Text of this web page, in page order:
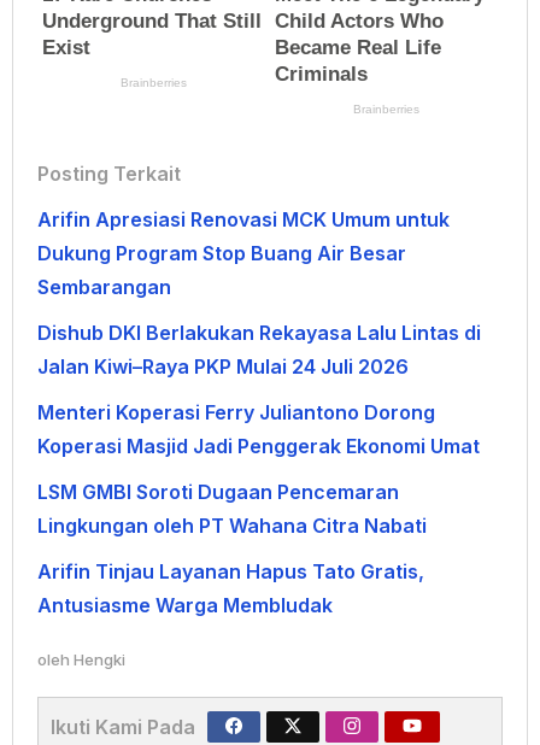
Posting Terkait
Arifin Apresiasi Renovasi MCK Umum untuk
Dukung Program Stop Buang Air Besar
Sembarangan
Dishub DKI Berlakukan Rekayasa Lalu Lintas di
Jalan Kiwi–Raya PKP Mulai 24 Juli 2026
Menteri Koperasi Ferry Juliantono Dorong
Koperasi Masjid Jadi Penggerak Ekonomi Umat
LSM GMBI Soroti Dugaan Pencemaran
Lingkungan oleh PT Wahana Citra Nabati
Arifin Tinjau Layanan Hapus Tato Gratis,
Antusiasme Warga Membludak
oleh Hengki
Ikuti Kami Pada